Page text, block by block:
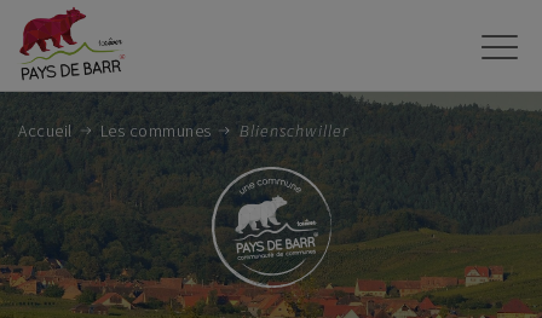
Accueil Les communes Blienschwiller